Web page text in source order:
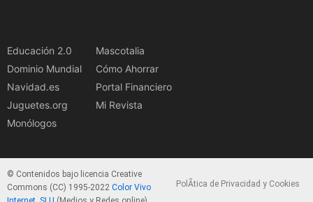
Educación 2.0
Dominio Mundial
Navidad.es
Juguetes.org
Monólogos
Mascotalia
Cómo Ahorrar
Portal Financiero
Mi Revista
© Contenidos bajo licencia Creative
Commons (CC) 1995-2022 Color Vivo
PolÃ­tica de Privacidad y Cookies